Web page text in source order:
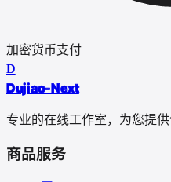
加密货币支付
D
Dujiao-Next
专业的在线工作室，为您提供
商品服务